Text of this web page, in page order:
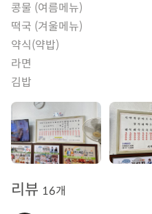
콩물 (여름메뉴)
떡국 (겨울메뉴)
약식(약밥)
라면
김밥
리뷰 16개